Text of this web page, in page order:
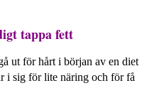
tappa fett
ut för hårt i början av en diet
i sig för lite näring och för få